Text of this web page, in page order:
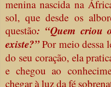
menina nascida na
sol, que desde os
questão: “Quem criou
existe?”Por meio dessa
do seu coração, ela
e chegou ao
chegar à luz da fé